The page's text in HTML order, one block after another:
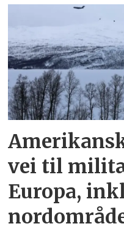
vei til
Europa,